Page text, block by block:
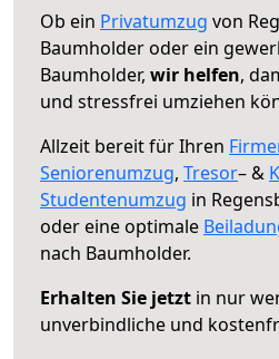
Ob ein Privatumzug von
Baumholder oder ein
Baumholder, wir helfen,
und stressfrei umziehen
Allzeit bereit für Ihren
Seniorenumzug, Tresor– &
Studentenumzug in
oder eine optimale
nach Baumholder.
Erhalten Sie jetzt in nur
unverbindliche und